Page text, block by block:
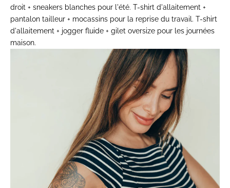
droit + sneakers blanches pour l'été. T-shirt d'allaitement +
pantalon tailleur + mocassins pour la reprise du travail. T-shirt
d'allaitement + jogger fluide + gilet oversize pour les journées
maison.